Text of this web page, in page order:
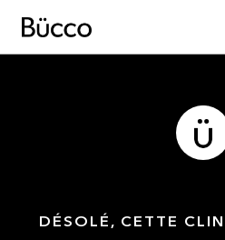
DÉSOLÉ, CETTE